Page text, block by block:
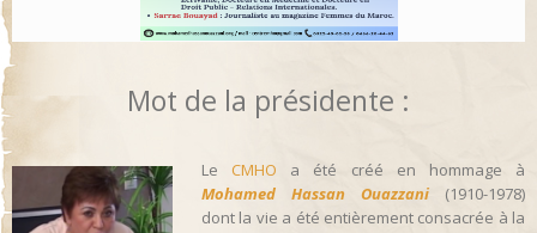
Mot de la présidente :
Le CMHO a été créé en hommage à
Mohamed Hassan Ouazzani (1910-1978)
dont la vie a été entièrement consacrée à la